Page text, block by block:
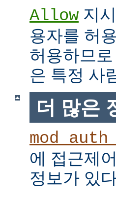
Allow 지
용자를 허
허용하므
은 특정 사
더 많은
에 접근제
정보가 있